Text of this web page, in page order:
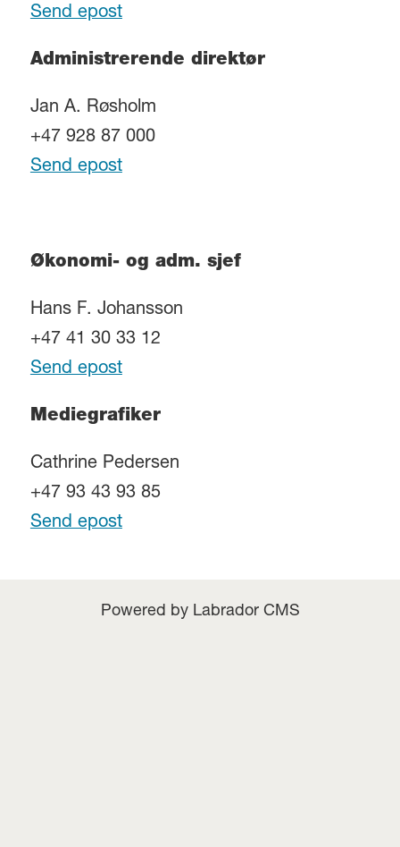
Send epost
Administrerende direktør
Jan A. Røsholm
+47 928 87 000
Send epost
Økonomi- og adm. sjef
Hans F. Johansson
+47 41 30 33 12
Send epost
Mediegrafiker
Cathrine Pedersen
+47 93 43 93 85
Send epost
Powered by Labrador CMS